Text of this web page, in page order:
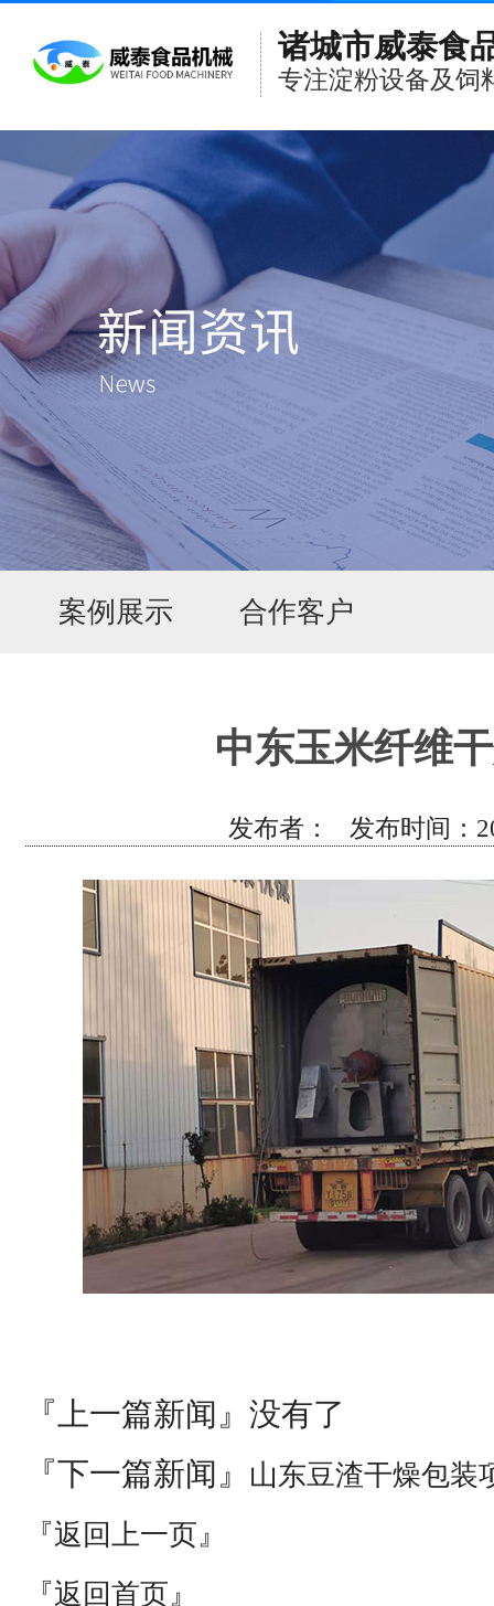
诸城市威泰食
专注淀粉设备及饲
案例展示 合作客户
中东玉米纤维
发布者： 发布时间：
『上一篇新闻』没有了
『下一篇新闻』
山东豆渣干燥包装
『返回上一页』
『返回首页』